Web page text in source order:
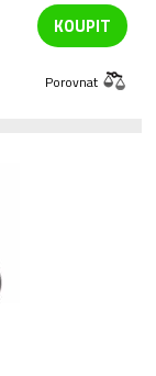
KOUPIT
Porovnat